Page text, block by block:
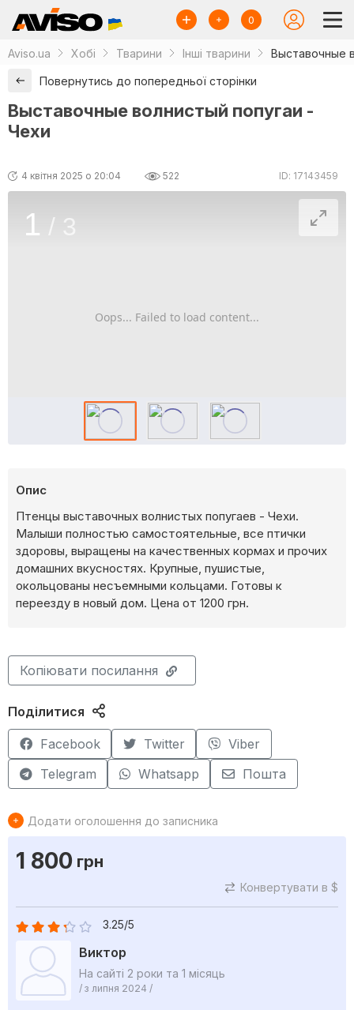
0
Aviso.ua Хобі Тварини Інші тварини Выставочные
Повернутись до попередньої сторінки
Выставочные волнистый попугаи -
Чехи
4 квітня 2025 о 20:04 522 ID: 17143459
Oops... Failed to load content...
1 / 3
Опис
Птенцы выставочных волнистых попугаев - Чехи.
Малыши полностью самостоятельные, все птички
здоровы, выращены на качественных кормах и прочих
домашних вкусностях. Крупные, пушистые,
окольцованы несъемными кольцами. Готовы к
переезду в новый дом. Цена от 1200 грн.
Копіювати посилання
Поділитися
Facebook Twitter
Viber
Telegram
Whatsapp Пошта
Додати оголошення до записника
1 800 грн
Конвертувати в $
3.25/5
Виктор
На сайті 2 роки та 1 місяць
/ з липня 2024 /